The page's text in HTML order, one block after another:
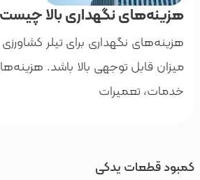
نگهداری بالا چیست؟
نگهداری برای تیلر کشاورزی می‌تواند به
توجهی بالا باشد. هزینه‌های مربوط به
یدکی